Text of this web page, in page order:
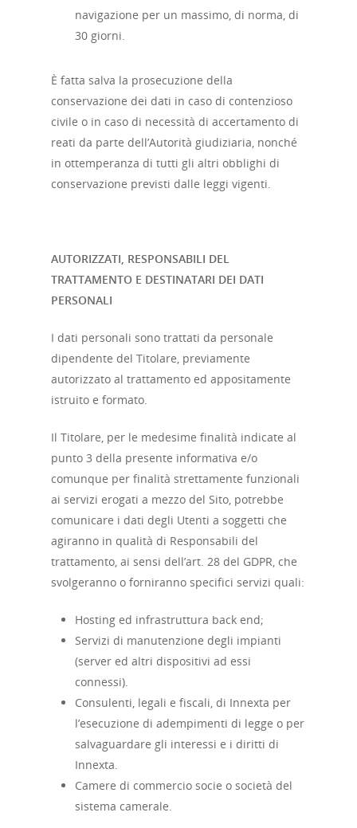
navigazione per un massimo, di norma, di
30 giorni.
È fatta salva la prosecuzione della
conservazione dei dati in caso di contenzioso
civile o in caso di necessità di accertamento di
reati da parte dell’Autorità giudiziaria, nonché
in ottemperanza di tutti gli altri obblighi di
conservazione previsti dalle leggi vigenti.
AUTORIZZATI, RESPONSABILI DEL
TRATTAMENTO E DESTINATARI DEI DATI
PERSONALI
I dati personali sono trattati da personale
dipendente del Titolare, previamente
autorizzato al trattamento ed appositamente
istruito e formato.
Il Titolare, per le medesime finalità indicate al
punto 3 della presente informativa e/o
comunque per finalità strettamente funzionali
ai servizi erogati a mezzo del Sito, potrebbe
comunicare i dati degli Utenti a soggetti che
agiranno in qualità di Responsabili del
trattamento, ai sensi dell’art. 28 del GDPR, che
svolgeranno o forniranno specifici servizi quali:
Hosting ed infrastruttura back end;
Servizi di manutenzione degli impianti
(server ed altri dispositivi ad essi
connessi).
Consulenti, legali e fiscali, di Innexta per
l’esecuzione di adempimenti di legge o per
salvaguardare gli interessi e i diritti di
Innexta.
Camere di commercio socie o società del
sistema camerale.
digitali
ESGpass
Portale Agevolazioni
Finance Digital Index
Libra – La Suite